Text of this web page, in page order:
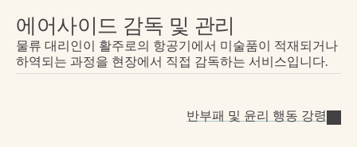
에어사이드 감독 및 관리
물류 대리인이 활주로의 항공기에서 미술품이 적재되거나
하역되는 과정을 현장에서 직접 감독하는 서비스입니다.
반부패 및 윤리 행동 강령